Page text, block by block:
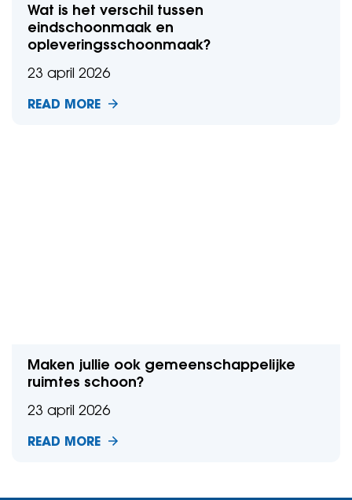
Wat is het verschil tussen
eindschoonmaak en
opleveringsschoonmaak?
23 april 2026
READ MORE
Maken jullie ook gemeenschappelijke
ruimtes schoon?
23 april 2026
READ MORE